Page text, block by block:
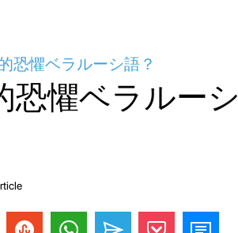
恐懼ベラルーシ語？
恐懼ベラルーシ